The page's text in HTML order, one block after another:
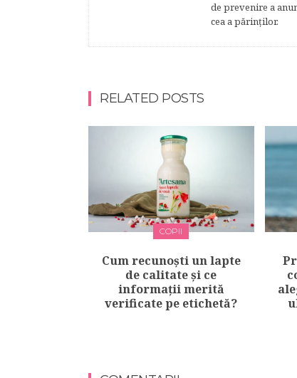
de prevenire a
cea a părinţilor.
RELATED POSTS
COPII
Cum recunoști un lapte
de calitate și ce
informații merită
verificate pe etichetă?